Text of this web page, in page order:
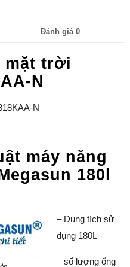
Đánh giá 0
mặt trời
N
N
máy năng
180l
– Dung tích sử
dụng 180L
– số lượng ống